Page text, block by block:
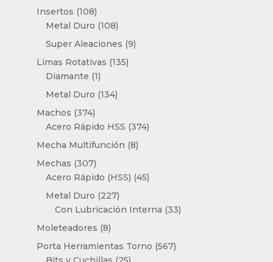
Insertos 108108
productos
Metal Duro 108108
productos
Super Aleaciones 99
Limas Rotativas 135135
Diamante 11
producto
Metal Duro 134134
Machos 374374
productos
Acero Rápido HSS 374374
Mecha Multifunción 88
Mechas 307307
productos
Acero Rápido (HSS) 4545
Metal Duro 227227
productos
Con Lubricación Interna 3333
Moleteadores 88
productos
Porta Herramientas Torno 567567